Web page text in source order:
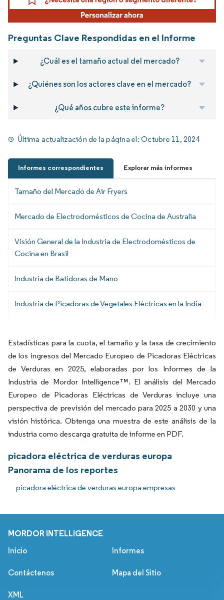
Preguntas Clave Respondidas en el Informe
¿Cuál es el tamaño actual del mercado?
¿Quiénes son los actores clave en el mercado?
¿Qué años cubre este informe?
Última actualización de la página el:Octubre 11, 2024
Informes correspondientes Explorar más informes
Tamaño del Mercado de Air Fryers
Mercado de Electrodomésticos de Cocina de Australia
Visión General de la Industria de Electrodomésticos de
Cocina en Brasil
Industria de Batidoras de Mano
Industria de Picadoras de Vegetales Eléctricas en la India
Estadísticas para la cuota, el tamaño y la tasa de crecimiento
de los ingresos del Mercado Europeo de Picadoras Eléctricas
de Verduras en 2025, elaboradas por los Informes de la
Industria de Mordor Intelligence™. El análisis del Mercado
Europeo de Picadoras Eléctricas de Verduras incluye una
perspectiva de previsión del mercado para 2025 a 2030 y una
visión histórica. Obtenga una muestra de este análisis de la
industria como descarga gratuita de informe en PDF.
picadora eléctrica de verduras europa
Panorama de los reportes
picadora eléctrica de verduras europa empresas
MORDOR INTELLIGENCE
Inicio Informes
Contáctenos Mapa del Sitio
XML